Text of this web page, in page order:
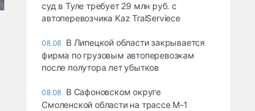
суд в Туле требует 29 млн руб. с
автоперевозчика Kaz TralServiece
08.08 В Липецкой области закрывается
фирма по грузовым автоперевозкам
после полутора лет убытков
08.08 В Сафоновском округе
Смоленской области на трассе М-1